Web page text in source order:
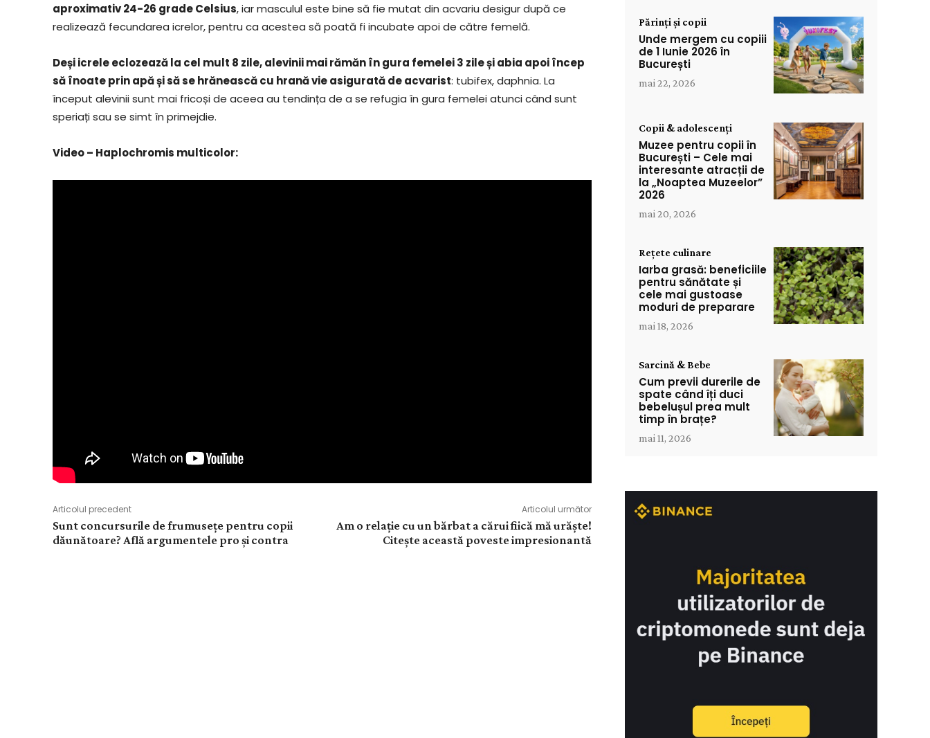
aproximativ 24-26 grade Celsius, iar masculul este bine să fie mutat din acvariu desigur după ce
realizează fecundarea icrelor, pentru ca acestea să poată fi incubate apoi de către femelă.
Deși icrele eclozează la cel mult 8 zile, alevinii mai rămăn în gura femelei 3 zile și abia apoi încep
să înoate prin apă și să se hrănească cu hrană vie asigurată de acvarist: tubifex, daphnia. La
început alevinii sunt mai fricoși de aceea au tendința de a se refugia în gura femelei atunci când sunt
speriați sau se simt în primejdie.
Video – Haplochromis multicolor:
Articolul precedent
Sunt concursurile de frumusețe pentru copii
dăunătoare? Află argumentele pro și contra
Articolul următor
Am o relație cu un bărbat a cărui fiică mă urăște!
Citește această poveste impresionantă
Părinți și copii
Unde mergem cu copiii
de 1 Iunie 2026 în
București
mai 22, 2026
Copii & adolescenți
Muzee pentru copii în
București – Cele mai
interesante atracții de
la „Noaptea Muzeelor”
2026
mai 20, 2026
Rețete culinare
Iarba grasă: beneficiile
pentru sănătate și
cele mai gustoase
moduri de preparare
mai 18, 2026
Sarcină & Bebe
Cum previi durerile de
spate când îți duci
bebelușul prea mult
timp în brațe?
mai 11, 2026